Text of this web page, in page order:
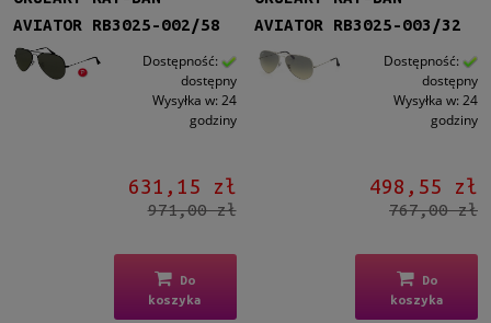
Małe (22)
Średnie (86)
Duże
(49)
(1)
AVIATOR RB3025-002/58
Dostępność:
dostępny
Wysyłka w: 24
godziny
631,15 zł
971,00 zł
Do
koszyka
AVIATOR RB3025-003/32
Dostępność:
dostępny
Wysyłka w: 24
godziny
498,55 zł
767,00 zł
Do
koszyka